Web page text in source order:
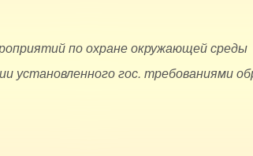
по охране окружающей среды
установленного гос. требованиями